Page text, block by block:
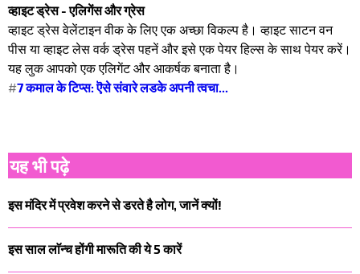
व्हाइट ड्रेस - एलिगेंस और ग्रेस
व्हाइट ड्रेस वेलेंटाइन वीक के लिए एक अच्छा विकल्प है। व्हाइट साटन वन
पीस या व्हाइट लेस वर्क ड्रेस पहनें और इसे एक पेयर हिल्स के साथ पेयर करें।
यह लुक आपको एक एलिगेंट और आकर्षक बनाता है।
#7 कमाल के टिप्स: ऎसे संवारे लडके अपनी त्वचा...
यह भी पढ़े
इस मंदिर में प्रवेश करने से डरते है लोग, जानें क्यों!
इस साल लाॅन्च होंगी मारूति की ये 5 कारें